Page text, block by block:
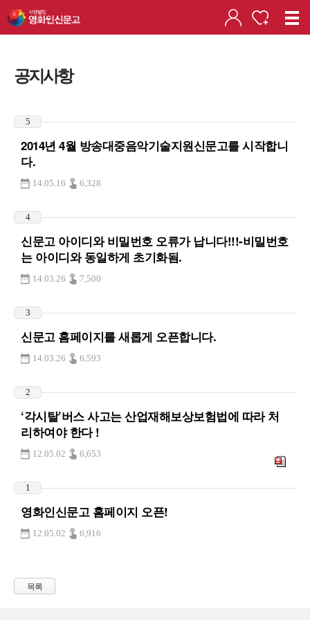
공지사항
5
2014년 4월 방송대중음악기술지원신문고를 시작합니
다.
14.05.16 6,328
4
신문고 아이디와 비밀번호 오류가 납니다!!!-비밀번호
는 아이디와 동일하게 초기화됨.
14.03.26 7,500
3
신문고 홈페이지를 새롭게 오픈합니다.
14.03.26 6,593
2
‘각시탈’버스 사고는 산업재해보상보험법에 따라 처
리하여야 한다 !
12.05.02 6,653
1
영화인신문고 홈페이지 오픈!
12.05.02 6,916
목록